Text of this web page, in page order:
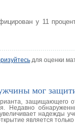
у 11
для оценки
мог
Недавно
надежды
является только